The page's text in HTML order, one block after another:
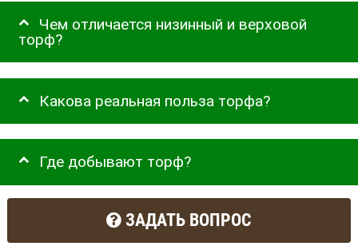
Чем отличается низинный и верховой
торф?
Какова реальная польза торфа?
Где добывают торф?
ЗАДАТЬ ВОПРОС